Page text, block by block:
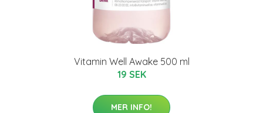
Vitamin Well Awake 500 ml
19 SEK
MER INFO!